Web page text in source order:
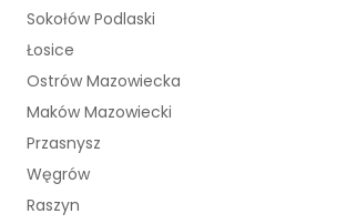
Sokołów Podlaski
Łosice
Ostrów Mazowiecka
Maków Mazowiecki
Przasnysz
Węgrów
Raszyn